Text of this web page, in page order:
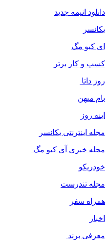
دانلود انیمه جدید
یکانسر
ای کیو مگ
کسب و کار برتر
روز داتا
بام میهن
اینه روز
مجله اینترنتی یکانسر
مجله خبری آی کیو مگ
خودریکو
مجله‌ تندرست
همراه سفر
اخبار
معرفی برند